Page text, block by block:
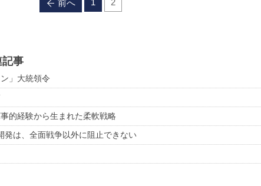
前へ 1 2
記事
」大統領令
的経験から生まれた柔軟戦略
発は、全面戦争以外に阻止できない